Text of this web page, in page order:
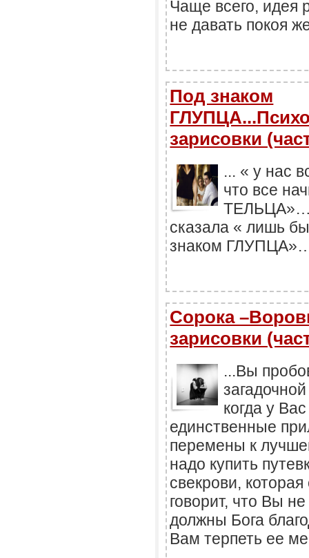
Чаще всего, идея
не давать покоя
Под знаком
зарисовки
... « у нас
что все
ТЕЛЬЦА»…
сказала « лишь
знаком
Сорока
зарисовки
...Вы
когда у
единственные
перемены к
надо купить
свекрови,
говорит, что Вы
должны Бога
Вам терпеть ее